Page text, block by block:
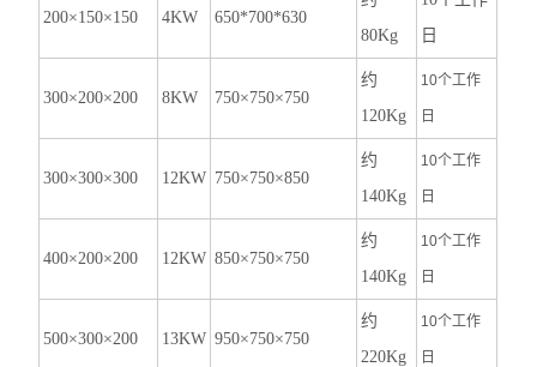
200×150×150 4KW 650*700*630
80Kg
日
300×200×200 8KW 750×750×750
约
120Kg
10个工作
日
300×300×300 12KW 750×750×850
约
140Kg
10个工作
日
400×200×200 12KW 850×750×750
约
140Kg
10个工作
日
500×300×200 13KW 950×750×750
约
220Kg
10个工作
日